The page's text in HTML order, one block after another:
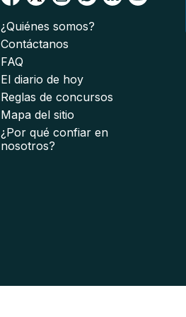
¿Quiénes somos?
Contáctanos
FAQ
El diario de hoy
Reglas de concursos
Mapa del sitio
¿Por qué confiar en
nosotros?